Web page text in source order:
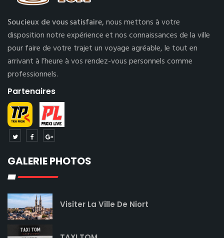
Soucieux de vous satisfaire,nous mettons à votre
disposition notre expérience et nos connaissances de la ville
pour faire de votre trajet un voyage agréable, le tout en
arrivant à l’heure à vos rendez-vous personnels comme
professionnels.
Partenaires
GALERIE PHOTOS
Visiter La Ville De Niort